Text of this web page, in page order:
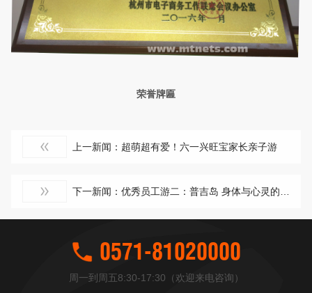
荣誉牌匾
上一新闻：超萌超有爱！六一兴旺宝家长亲子游
下一新闻：优秀员工游二：普吉岛 身体与心灵的双重旅行
0571-81020000
周一到周五8:30-17:30（欢迎来电咨询）